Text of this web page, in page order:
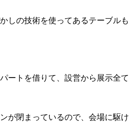
しの技術を使ってあるテーブルも
ートを借りて、設営から展示全て
が閉まっているので、会場に駆け